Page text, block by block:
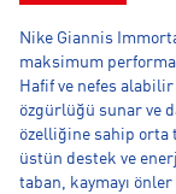
Nike Giannis
maksimum
Hafif ve nefes alabilir
özgürlüğü sunar ve
özelliğine sahip orta
üstün destek ve
taban, kaymayı